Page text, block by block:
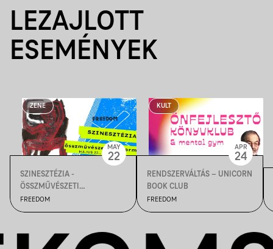
LEZAJLOTT
ESEMÉNYEK
ZENE
SZINESZTÉZIA -
ÖSSZMŰVÉSZETI
PERFORMANSZ
FREEDOM
MAY
22
KULT
RENDSZERVÁLTÁS – UNICORN
BOOK CLUB
FREEDOM
APR
24